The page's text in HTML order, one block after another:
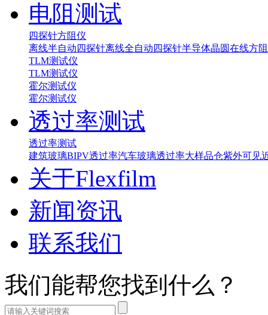
电阻测试
四探针方阻仪
离线半自动四探针离线全自动四探针半导体晶圆在线方
TLM测试仪
TLM测试仪
霍尔测试仪
霍尔测试仪
透过率测试
透过率测试
建筑玻璃BIPV透过率汽车玻璃透过率大样品仓紫外可见
关于Flexfilm
新闻资讯
联系我们
我们能帮您找到什么？